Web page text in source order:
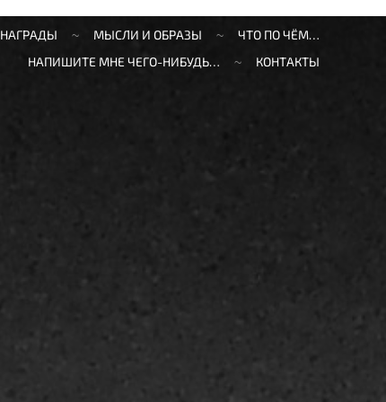
НАГРАДЫ МЫСЛИ И ОБРАЗЫ
ЧТО ПО ЧЁМ…
НАПИШИТЕ МНЕ ЧЕГО-НИБУДЬ…
КОНТАКТЫ